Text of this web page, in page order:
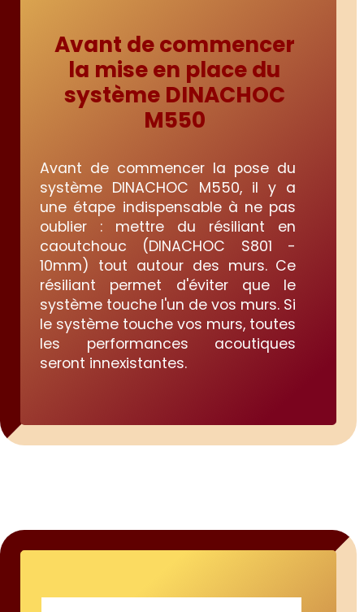
Avant de commencer
la mise en place du
système DINACHOC
M550
Avant de commencer la pose du
système DINACHOC M550, il y a
une étape indispensable à ne pas
oublier : mettre du résiliant en
caoutchouc (DINACHOC S801 -
10mm) tout autour des murs. Ce
résiliant permet d'éviter que le
système touche l'un de vos murs. Si
le système touche vos murs, toutes
les performances acoutiques
seront innexistantes.